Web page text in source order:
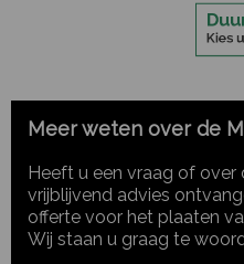
Meer weten over de
Heeft u een vraag of over
vrijblijvend advies
offerte voor het plaaten
Wij staan u graag te